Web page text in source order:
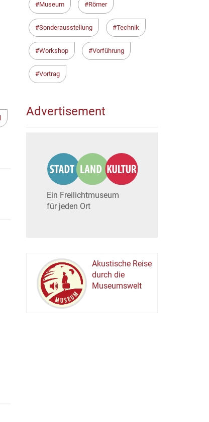
Museum Römer
Sonderausstellung Technik
Workshop Vorführung
Vortrag
Advertisement
Ein Freilichtmuseum
für jeden Ort
MUSEUM
Akustische Reise
durch die
Museumswelt